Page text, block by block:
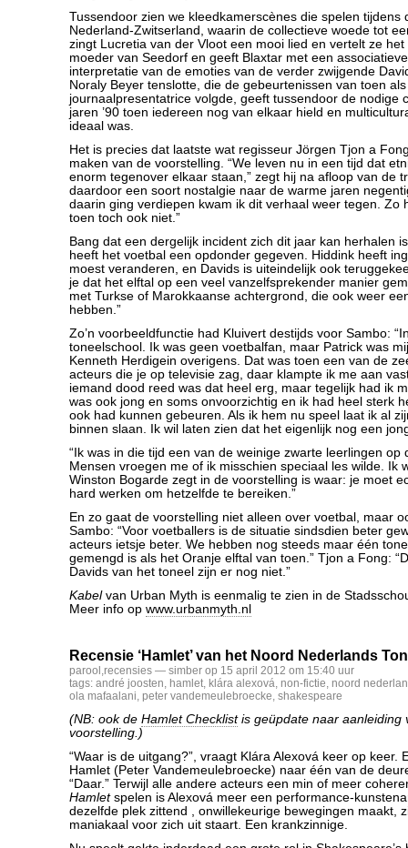
Tussendoor zien we kleedkamerscènes die spelen tijdens
Nederland-Zwitserland, waarin de collectieve woede tot
zingt Lucretia van der Vloot een mooi lied en vertelt ze
moeder van Seedorf en geeft Blaxtar met een
interpretatie van de emoties van de verder zwijgende
Noraly Beyer tenslotte, die de gebeurtenissen van toen als
journaalpresentatrice volgde, geeft tussendoor de nodige
jaren ’90 toen iedereen nog van elkaar hield en
ideaal was.
Het is precies dat laatste wat regisseur Jörgen Tjon a
maken van de voorstelling. “We leven nu in een tijd dat
enorm tegenover elkaar staan,” zegt hij na afloop van de
daardoor een soort nostalgie naar de warme jaren
daarin ging verdiepen kwam ik dit verhaal weer tegen. Zo
toen toch ook niet.”
Bang dat een dergelijk incident zich dit jaar kan herhalen
heeft het voetbal een opdonder gegeven. Hiddink heeft
moest veranderen, en Davids is uiteindelijk ook
je dat het elftal op een veel vanzelfsprekender manier
met Turkse of Marokkaanse achtergrond, die ook weer
hebben.”
Zo’n voorbeeldfunctie had Kluivert destijds voor Sambo:
toneelschool. Ik was geen voetbalfan, maar Patrick was
Kenneth Herdigein overigens. Dat was toen een van de
acteurs die je op televisie zag, daar klampte ik me aan
iemand dood reed was dat heel erg, maar tegelijk had ik
was ook jong en soms onvoorzichtig en ik had heel sterk
ook had kunnen gebeuren. Als ik hem nu speel laat ik al
binnen slaan. Ik wil laten zien dat het eigenlijk nog een
“Ik was in die tijd een van de weinige zwarte leerlingen op
Mensen vroegen me of ik misschien speciaal les wilde. Ik
Winston Bogarde zegt in de voorstelling is waar: je moet
hard werken om hetzelfde te bereiken.”
En zo gaat de voorstelling niet alleen over voetbal, maar
Sambo: “Voor voetballers is de situatie sindsdien beter
acteurs ietsje beter. We hebben nog steeds maar één
gemengd is als het Oranje elftal van toen.” Tjon a Fong:
Davids van het toneel zijn er nog niet.”
Kabel van Urban Myth is eenmalig te zien in de
Meer info op www.urbanmyth.nl
Recensie ‘Hamlet’ van het Noord Nederlands
parool ,recensies — simber op 15 april 2012 om 15:40 uur
tags: andré joosten, hamlet, klára alexová, non-fictie, noord
ola mafaalani, peter vandemeulebroecke, shakespeare
(NB: ook de Hamlet Checklistis geüpdate naar aanleiding
voorstelling.)
“Waar is de uitgang?”, vraagt Klára Alexová keer op keer.
Hamlet (Peter Vandemeulebroecke) naar één van de
“Daar.” Terwijl alle andere acteurs een min of meer
Hamletspelen is Alexová meer een performance-
dezelfde plek zittend , onwillekeurige bewegingen maakt,
maniakaal voor zich uit staart. Een krankzinnige.